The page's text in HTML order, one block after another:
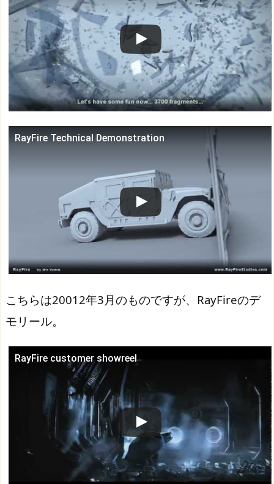
RayFire Technical Demonstration
こちらは20012年3月のものですが、RayFireのデ
モリール。
RayFire customer showreel
この動画を YouTube で視聴